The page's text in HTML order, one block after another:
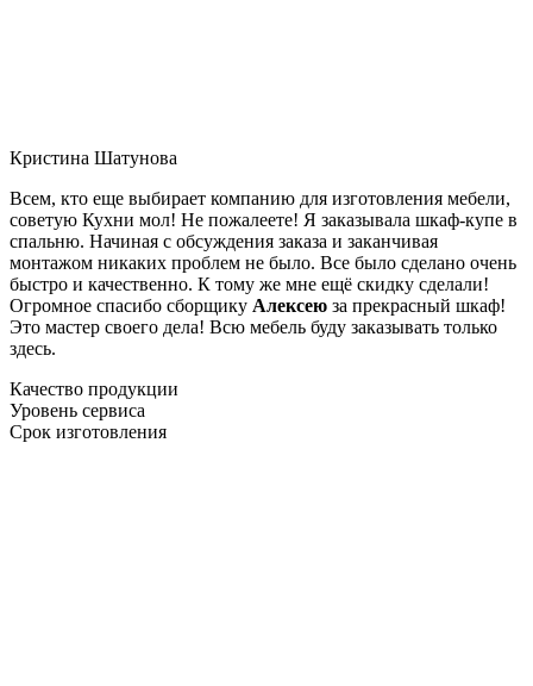
Кристина Шатунова
Всем, кто еще выбирает компанию для изготовления мебели,
советую Кухни мол! Не пожалеете! Я заказывала шкаф-купе в
спальню. Начиная с обсуждения заказа и заканчивая
монтажом никаких проблем не было. Все было сделано очень
быстро и качественно. К тому же мне ещё скидку сделали!
Огромное спасибо сборщику Алексею за прекрасный шкаф!
Это мастер своего дела! Всю мебель буду заказывать только
здесь.
Качество продукции
Уровень сервиса
Срок изготовления